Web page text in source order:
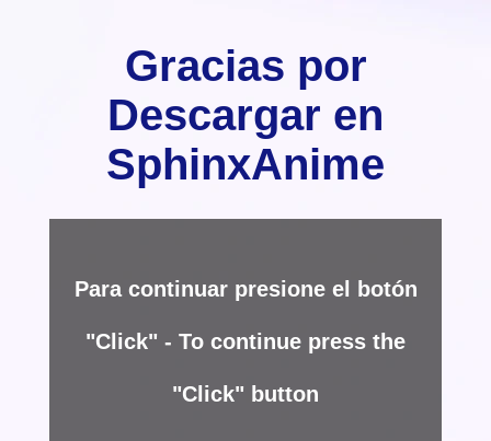
Gracias por
Descargar en
SphinxAnime
Para continuar presione el botón
"Click" - To continue press the
"Click" button